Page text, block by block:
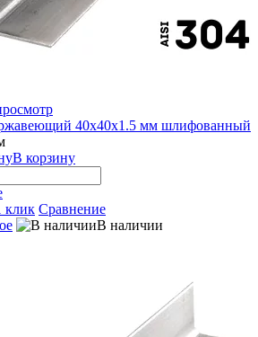
40х40х1.5 мм шлифованный
В корзину
клик Сравнение
В наличии